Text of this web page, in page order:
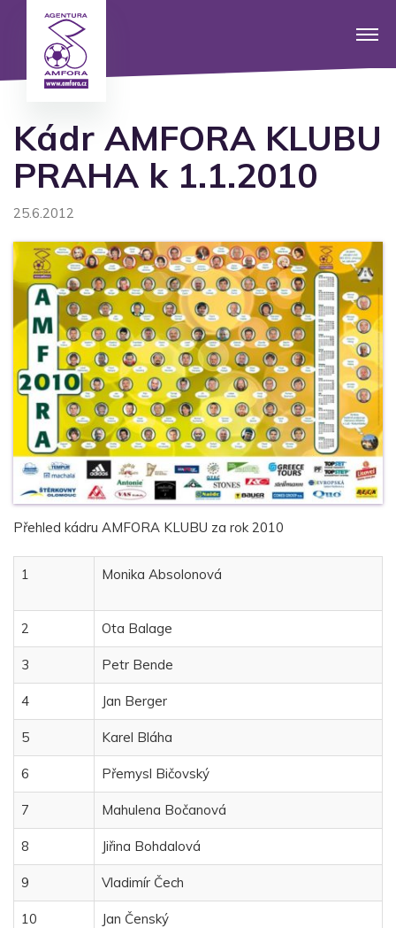
Kádr AMFORA KLUBU
PRAHA k 1.1.2010
25.6.2012
Přehled kádru AMFORA KLUBU za rok 2010
1 Monika Absolonová
2 Ota Balage
3 Petr Bende
4 Jan Berger
5 Karel Bláha
6 Přemysl Bičovský
7 Mahulena Bočanová
8 Jiřina Bohdalová
9 Vladimír Čech
10 Jan Čenský